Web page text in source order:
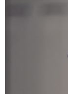
من التدريب بطريقة